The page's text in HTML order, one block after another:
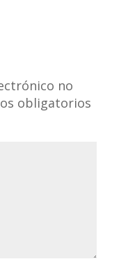
no
obligatorios